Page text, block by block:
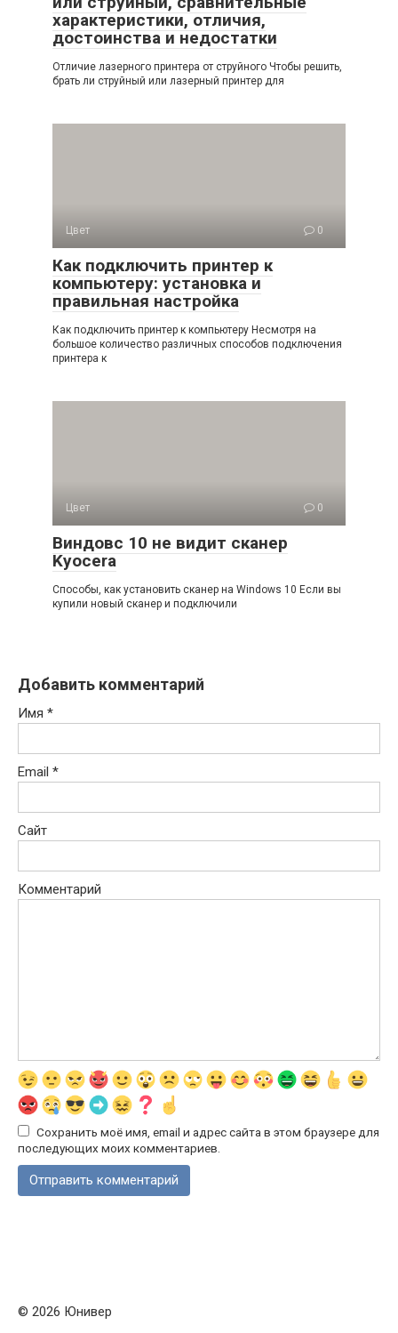
характеристики, отличия,
достоинства и недостатки
Отличие лазерного принтера от струйного Чтобы решить,
брать ли струйный или лазерный принтер для
Цвет 0
Как подключить принтер к
компьютеру: установка и
правильная настройка
Как подключить принтер к компьютеру Несмотря на
большое количество различных способов подключения
принтера к
Цвет 0
Виндовс 10 не видит сканер
Kyocera
Способы, как установить сканер на Windows 10 Если вы
купили новый сканер и подключили
Добавить комментарий
Имя *
Email *
Сайт
Комментарий
Сохранить моё имя, email и адрес сайта в этом браузере для
последующих моих комментариев.
© 2026 Юнивер